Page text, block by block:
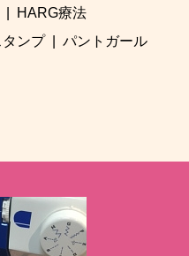
HARG療法
タンプ
パントガール